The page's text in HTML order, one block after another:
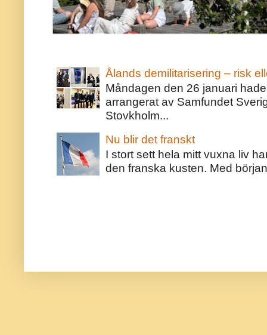
Ålands demilitarisering – risk
Måndagen den 26 januari
arrangerat av Samfundet
Stovkholm...
Nu blir det franskt
I stort sett hela mitt vuxna liv
den franska kusten. Med